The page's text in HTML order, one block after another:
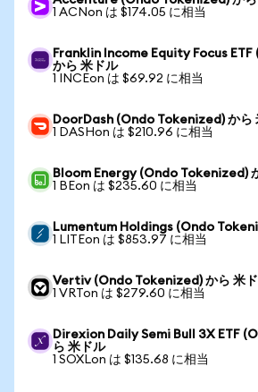
1 ACNon は $174.05 に相当
Franklin Income Equity Focus
から 米ドル
1 INCEon は $69.92 に相当
DoorDash (Ondo Tokenized) から
1 DASHon は $210.96 に相当
Bloom Energy (Ondo Tokenized)
1 BEon は $235.60 に相当
Lumentum Holdings (Ondo
1 LITEon は $853.97 に相当
Vertiv (Ondo Tokenized) から 米
1 VRTon は $279.60 に相当
Direxion Daily Semi Bull 3X ETF
ら 米ドル
1 SOXLon は $135.68 に相当